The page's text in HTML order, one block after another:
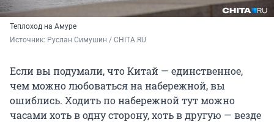
Теплоход на Амуре
Источник: Руслан Симушин / CHITA.RU
Если вы подумали, что Китай — единственное,
чем можно любоваться на набережной, вы
ошиблись. Ходить по набережной тут можно
часами хоть в одну сторону, хоть в другую — везде